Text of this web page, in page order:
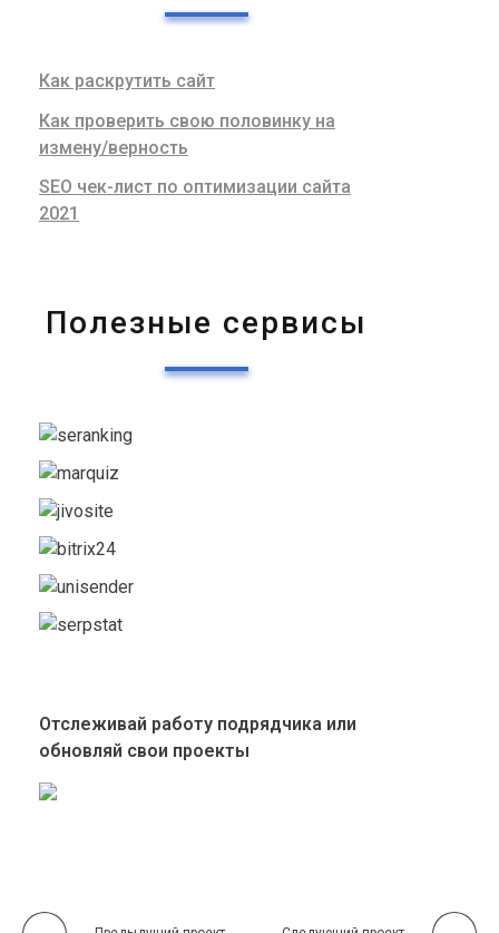
Как раскрутить сайт
Как проверить свою половинку на
измену/верность
SEO чек-лист по оптимизации сайта
2021
Полезные сервисы
Отслеживай работу подрядчика или
обновляй свои проекты